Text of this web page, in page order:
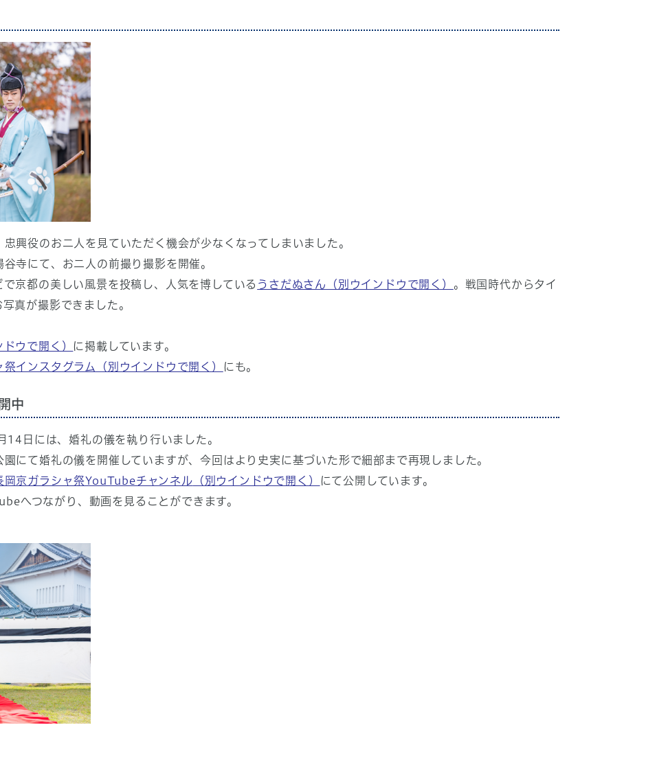
興役のお二人を見ていただく機会が少なくなってしまいました。
寺にて、お二人の前撮り撮影を開催。
京都の美しい風景を投稿し、人気を博している うさだぬさん （別ウインドウで開く） 。戦国時代からタイ
真が撮影できました。
ドウで開く） に掲載しています。
インスタグラム （別ウインドウで開く） にも。
中
日には、婚礼の儀を執り行いました。
にて婚礼の儀を開催していますが、今回はより史実に基づいた形で細部まで再現しました。
岡京ガラシャ祭YouTubeチャンネル （別ウインドウで開く） にて公開しています。
へつながり、動画を見ることができます。